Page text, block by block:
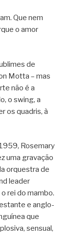
Que nem
o amor
de
Motta – mas
não é a
o swing, a
os quadris, à
Rosemary
uma gravação
orquestra de
leader
rei do mambo.
e anglo-
que
sensual,